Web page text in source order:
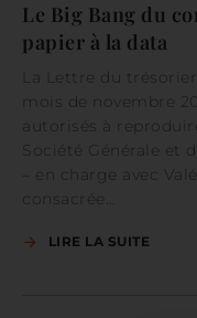
Le Big Bang du
papier à la data
La Lettre du
mois de novembre
autorisés à
Société Générale et
– en charge avec
consacrée…
LIRE LA SUITE